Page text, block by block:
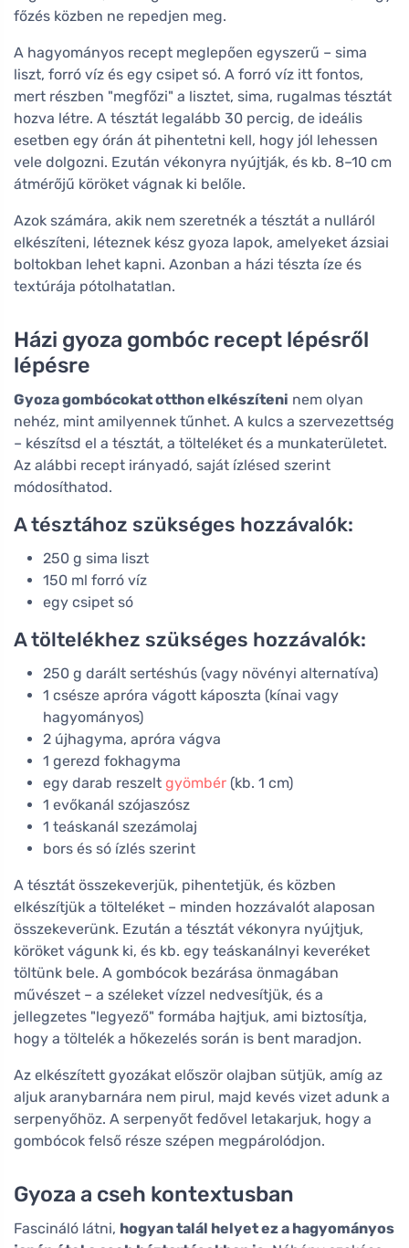
főzés közben ne repedjen meg.
A hagyományos recept meglepően egyszerű – sima
liszt, forró víz és egy csipet só. A forró víz itt fontos,
mert részben "megfőzi" a lisztet, sima, rugalmas tésztát
hozva létre. A tésztát legalább 30 percig, de ideális
esetben egy órán át pihentetni kell, hogy jól lehessen
vele dolgozni. Ezután vékonyra nyújtják, és kb. 8–10 cm
átmérőjű köröket vágnak ki belőle.
Azok számára, akik nem szeretnék a tésztát a nulláról
elkészíteni, léteznek kész gyoza lapok, amelyeket ázsiai
boltokban lehet kapni. Azonban a házi tészta íze és
textúrája pótolhatatlan.
Házi gyoza gombóc recept lépésről
lépésre
Gyoza gombócokat otthon elkészíteni nem olyan
nehéz, mint amilyennek tűnhet. A kulcs a szervezettség
– készítsd el a tésztát, a tölteléket és a munkaterületet.
Az alábbi recept irányadó, saját ízlésed szerint
módosíthatod.
A tésztához szükséges hozzávalók:
250 g sima liszt
150 ml forró víz
egy csipet só
A töltelékhez szükséges hozzávalók:
250 g darált sertéshús (vagy növényi alternatíva)
1 csésze apróra vágott káposzta (kínai vagy
hagyományos)
2 újhagyma, apróra vágva
1 gerezd fokhagyma
egy darab reszelt gyömbér (kb. 1 cm)
1 evőkanál szójaszósz
1 teáskanál szezámolaj
bors és só ízlés szerint
A tésztát összekeverjük, pihentetjük, és közben
elkészítjük a tölteléket – minden hozzávalót alaposan
összekeverünk. Ezután a tésztát vékonyra nyújtjuk,
köröket vágunk ki, és kb. egy teáskanálnyi keveréket
töltünk bele. A gombócok bezárása önmagában
művészet – a széleket vízzel nedvesítjük, és a
jellegzetes "legyező" formába hajtjuk, ami biztosítja,
hogy a töltelék a hőkezelés során is bent maradjon.
Az elkészített gyozákat először olajban sütjük, amíg az
aljuk aranybarnára nem pirul, majd kevés vizet adunk a
serpenyőhöz. A serpenyőt fedővel letakarjuk, hogy a
gombócok felső része szépen megpárolódjon.
Gyoza a cseh kontextusban
Fascináló látni, hogyan talál helyet ez a hagyományos